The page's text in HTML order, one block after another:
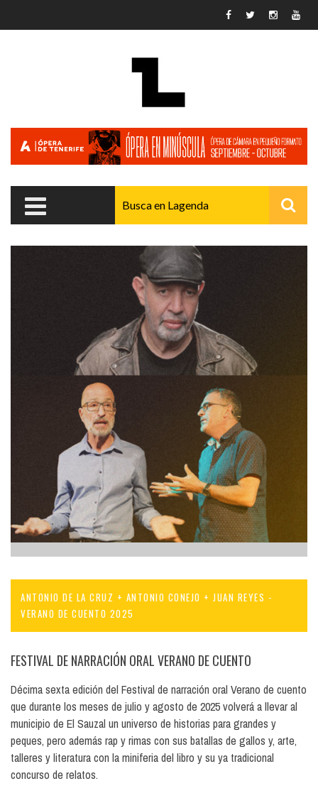
ANTONIO DE LA CRUZ + ANTONIO CONEJO + JUAN REYES -
VERANO DE CUENTO 2025
FESTIVAL DE NARRACIÓN ORAL VERANO DE CUENTO
Décima sexta edición del Festival de narración oral Verano de cuento
que durante los meses de julio y agosto de 2025 volverá a llevar al
municipio de El Sauzal un universo de historias para grandes y
peques, pero además rap y rimas con sus batallas de gallos y, arte,
talleres y literatura con la miniferia del libro y su ya tradicional
concurso de relatos.